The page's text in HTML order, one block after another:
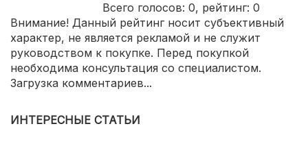
Всего голосов: 0, рейтинг: 0
Внимание! Данный рейтинг носит субъективный
характер, не является рекламой и не служит
руководством к покупке. Перед покупкой
необходима консультация со специалистом.
Загрузка комментариев...
ИНТЕРЕСНЫЕ СТАТЬИ